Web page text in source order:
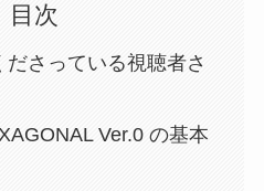
目次
さっている視聴者さ
Ver.0 の基本